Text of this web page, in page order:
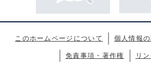
このホームページについて 個人情報
免責事項・著作権 リ